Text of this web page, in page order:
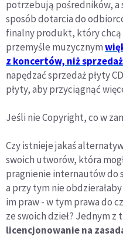
potrzebują pośredników, a
sposób dotarcia do
finalny produkt, który chcą
przemyśle muzycznym
z koncertów, niż
napędzać sprzedaż płyty
płyty, aby przyciągnąć
Jeśli nie Copyright, co w
Czy istnieje jakaś
swoich utworów, która
pragnienie internautów do
a przy tym nie
im praw - w tym prawa do
ze swoich dzieł? Jednym z
licencjonowanie na